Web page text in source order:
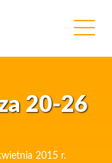
20-26
2015 r.